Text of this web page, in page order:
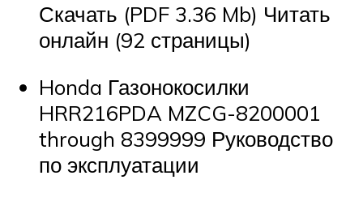
Скачать (PDF 3.36 Mb) Читать
онлайн (92 страницы)
Honda Газонокосилки
HRR216PDA MZCG-8200001
through 8399999 Руководство
по эксплуатации